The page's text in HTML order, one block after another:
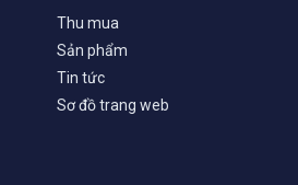
Thu mua
Sản phẩm
Tin tức
Sơ đồ trang web